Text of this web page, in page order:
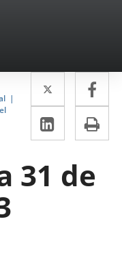
Twitter
Enlace
a
una
externa.
a
LinkedIn
Enlace
a
una
31 de